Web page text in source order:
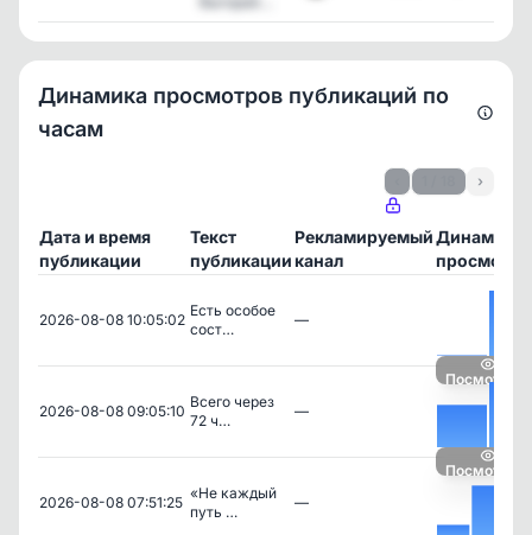
Динамика просмотров публикаций по
часам
›
Дата и время
публикации
Текст
публикации
Рекламируемый
канал
Динамика
2026-08-08 10:05:02
Есть особое
сост…
—
Посмотреть
2026-08-08 09:05:10
Всего через
72 ч…
—
Посмотреть
2026-08-08 07:51:25
«Не каждый
путь …
—